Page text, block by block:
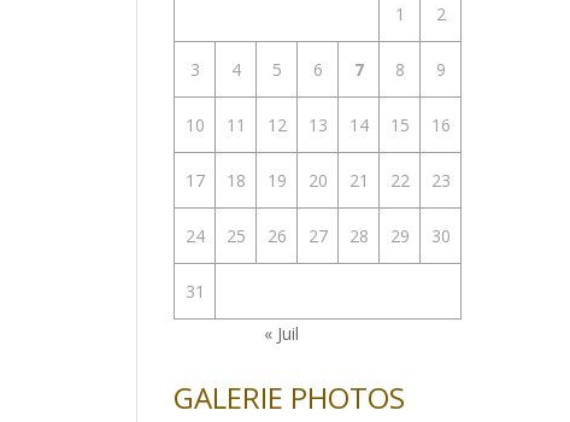
1 2
3 4 5 6 7 8 9
10 11 12 13 14 15 16
17 18 19 20 21 22 23
24 25 26 27 28 29 30
31
« Juil
GALERIE PHOTOS